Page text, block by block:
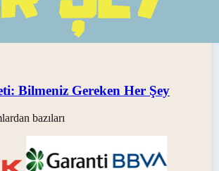
Bilmeniz Gereken Her Şey
bazıları